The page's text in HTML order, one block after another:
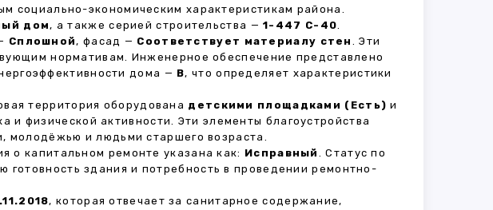
социально-экономическим характеристикам района.
дом, а также серией строительства —1-447 С-40.
Сплошной, фасад — Соответствует материалу стен . Эти
нормативам. Инженерное обеспечение представлено
дома — B, что определяет характеристики
территория оборудована детскими площадками (Есть) и
и физической активности. Эти элементы благоустройства
молодёжью и людьми старшего возраста.
о капитальном ремонте указана как: Исправный . Статус по
готовность здания и потребность в проведении ремонтно-
, которая отвечает за санитарное содержание,